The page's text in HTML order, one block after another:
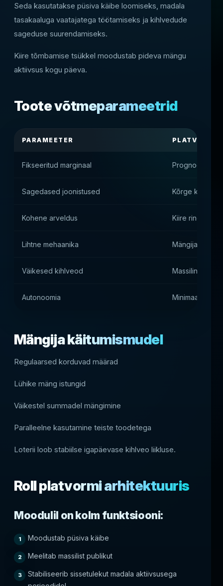
Seda kasutatakse püsiva käibe loomiseks, madala
tasakaaluga vaatajatega töötamiseks ja kihlvedude
sageduse suurendamiseks.
Kiire tõmbamise tsükkel moodustab pideva mängu
aktiivsus kogu päeva.
Toote võtmeparameetrid
PARAMEETER PLATVORMI
Fikseeritud marginaal Prognoositav
Sagedased joonistused Kõrge
Kohene arveldus Kiire ringlusse
Lihtne mehaanika Mängija madal
Väikesed kihlveod Massiline
Autonoomia Minimaalne
Mängija käitumismudel
Regulaarsed korduvad määrad
Lühike mäng istungid
Väikestel summadel mängimine
Paralleelne kasutamine teiste toodetega
Loterii loob stabiilse igapäevase kihlveo liikluse.
Roll platvormi arhitektuuris
Moodulil on kolm funktsiooni:
Moodustab püsiva käibe
Meelitab massilist publikut
Stabiliseerib sissetulekut madala aktiivsusega